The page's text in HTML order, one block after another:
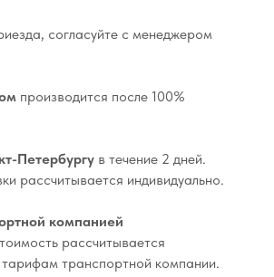
согласуйте с менеджером
производится после 100%
Петербургу в течение 2 дней.
рассчитывается индивидуально.
компанией
рассчитывается
тарифам транспортной компании.